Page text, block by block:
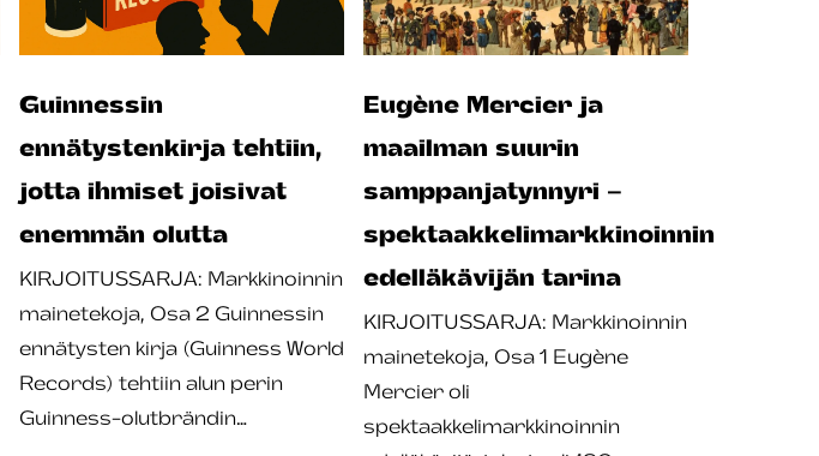
Guinnessin
ennätystenkirja tehtiin,
jotta ihmiset joisivat
enemmän olutta
KIRJOITUSSARJA: Markkinoinnin
mainetekoja, Osa 2 Guinnessin
ennätysten kirja (Guinness World
Records) tehtiin alun perin
Guinness-olutbrändin…
Eugène Mercier ja
maailman suurin
samppanjatynnyri –
spektaakkelimarkkinoinnin
edelläkävijän tarina
KIRJOITUSSARJA: Markkinoinnin
mainetekoja, Osa 1 Eugène
Mercier oli
spektaakkelimarkkinoinnin